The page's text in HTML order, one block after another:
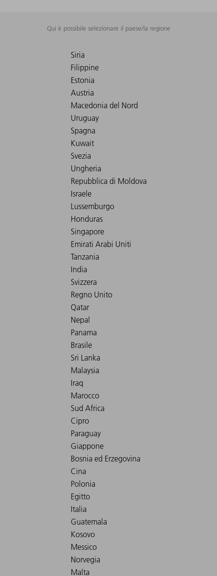
Qui è possibile selezionare il paese/la regione